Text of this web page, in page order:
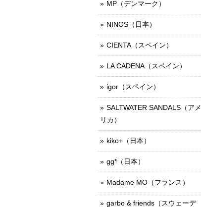
MP（デンマーク）
NINOS（日本）
CIENTA（スペイン）
LA CADENA（スペイン）
igor（スペイン）
SALTWATER SANDALS（アメ
リカ）
kiko+（日本）
gg*（日本）
Madame MO（フランス）
garbo & friends（スウェーデ